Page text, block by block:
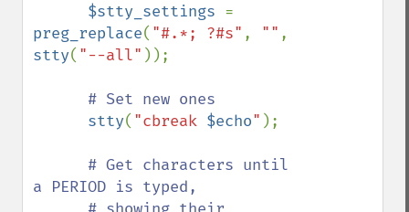
$stty_settings
preg_replace( "#.*; ?#s" , ""
stty( "--all" ));
# Set new ones
stty( "cbreak $echo" );
# Get characters until
a PERIOD is typed,